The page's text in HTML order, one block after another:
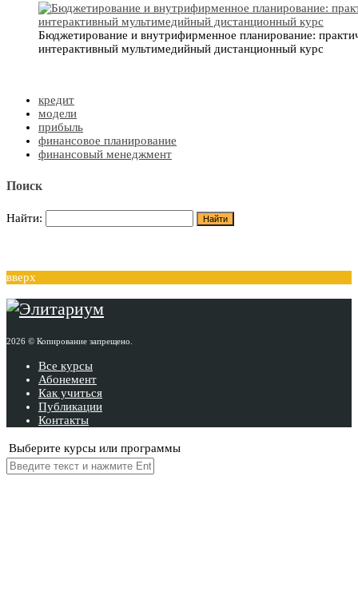
Бюджетирование и внутрифирменное планирование:
интерактивный мультимедийный дистанционный курс
кредит
модели
прибыль
финансовое планирование
финансовый менеджмент
Поиск
Найти:
вверх
2026 © Копирование запрещено.
Все курсы
Абонемент
Как учиться
Публикации
Контакты
Выберите курсы или программы